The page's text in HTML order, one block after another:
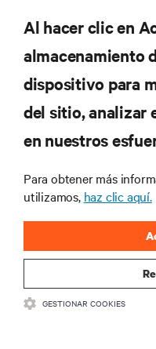
RECURSOS
SOPORTE
CORPORATIVO
SÍGANOS
Al hacer clic en
almacenamiento
dispositivo para
del sitio, analizar
en nuestros
Para obtener más
utilizamos, haz clic aquí.
GESTIONAR COOKIES